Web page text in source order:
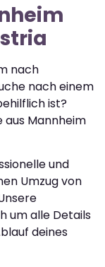
nach
nach einem
ist?
aus Mannheim
und
Umzug von
um alle Details
deines